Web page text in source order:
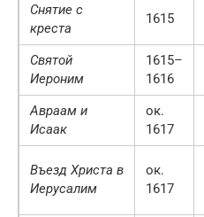
Снятие с
креста
1615
Святой
Иероним
1615–
1616
Авраам и
Исаак
ок.
1617
Въезд Христа в
Иерусалим
ок.
1617